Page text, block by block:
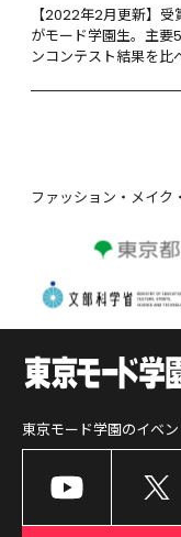
【2022年2月更新】
がモード学園生。主要
ンコンテスト結果を比
ファッション・メイク
東京モード学園のイベ